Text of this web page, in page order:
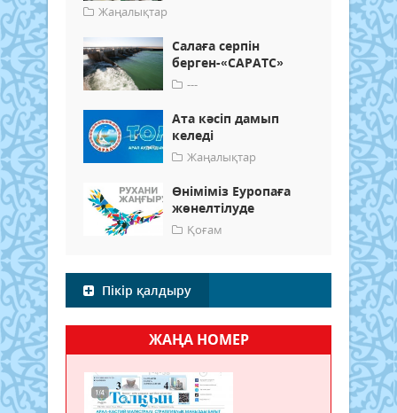
Жаңалықтар
Салаға серпін
берген-«САРАТС»
---
Ата кәсіп дамып
келеді
Жаңалықтар
Өніміміз Еуропаға
жөнелтілуде
Қоғам
Пікір қалдыру
ЖАҢА НОМЕР